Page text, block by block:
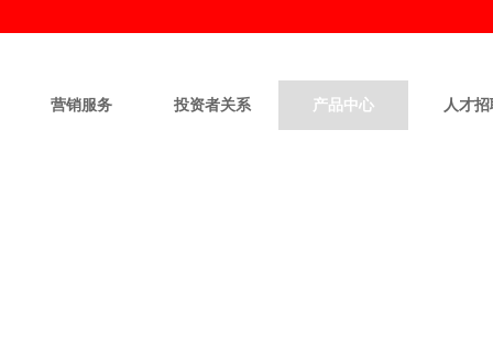
营销服务 投资者关系 产品中心 人才招